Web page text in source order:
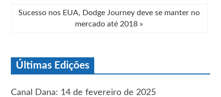
Sucesso nos EUA, Dodge Journey deve se manter no
mercado até 2018 »
Últimas Edições
Canal Dana: 14 de fevereiro de 2025